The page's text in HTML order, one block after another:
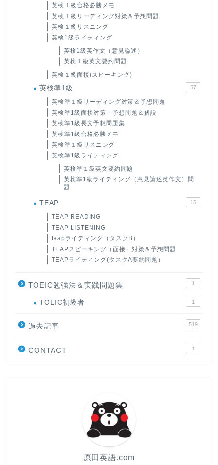
英検１級合格必勝メモ
英検１級リーディング対策＆予想問題
英検１級リスニング
英検1級ライティング
英検1級英作文（意見論述）
英検１級英文要約問題
英検１級面接(スピーキング)
英検準1級 57
英検準１級リーディング対策＆予想問題
英検準1級面接対策・予想問題＆解説
英検準1級長文予想問題集
英検準1級合格必勝メモ
英検準１級リスニング
英検準1級ライティング
英検準１級英文要約問題
英検準1級ライティング（意見論述英作文）問
題
TEAP 15
TEAP READING
TEAP LISTENING
teapライティング（タスクB）
TEAPスピーキング（面接）対策＆予想問題
TEAPライティング(タスクA要約問題）
TOEIC勉強法＆実践問題集 1
TOEIC初級者 1
過去記事 519
CONTACT 1
原田英語.com
大学入試英語対策講座
英語名言・格言・カッコい
い英語＆素敵な英文フレー